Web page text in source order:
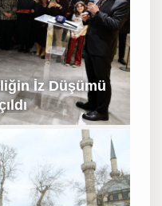
İz Düşümü